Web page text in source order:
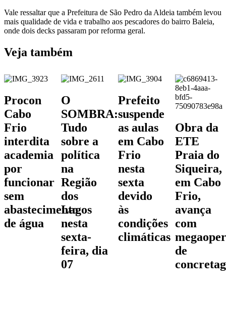
Vale ressaltar que a Prefeitura de São Pedro da Aldeia também levou
mais qualidade de vida e trabalho aos pescadores do bairro Baleia,
onde dois decks passaram por reforma geral.
Veja também
Procon
Cabo
Frio
interdita
academia
por
funcionar
sem
abastecimento
de água
O
SOMBRA:
Tudo
sobre a
política
na
Região
dos
Lagos
nesta
sexta-
feira, dia
07
Prefeito
suspende
as aulas
em Cabo
Frio
nesta
sexta
devido
às
condições
climáticas
Obra da
ETE
Praia do
Siqueira,
em Cabo
Frio,
avança
com
de